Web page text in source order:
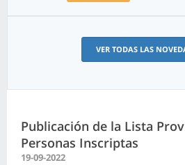
VER TODAS LAS
Publicación de la Lista
Personas Inscriptas
19-09-2022